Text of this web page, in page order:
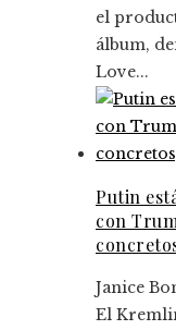
el
álbum,
Love...
Putin
con
Janice
El